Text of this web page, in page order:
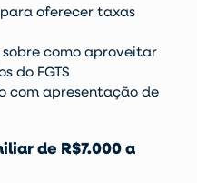
oferecer taxas
como aproveitar
do FGTS
com apresentação de
de R$7.000 a